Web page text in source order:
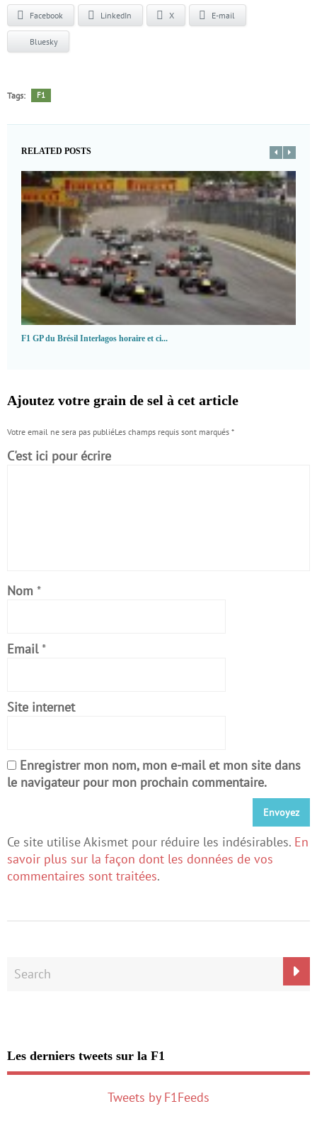
Facebook LinkedIn X E-mail
Bluesky
Tags: F1
RELATED POSTS
F1 GP du Brésil Interlagos horaire et ci...
Ajoutez votre grain de sel à cet article
Votre email ne sera pas publiéLes champs requis sont marqués *
C'est ici pour écrire
Nom *
Email *
Site internet
Enregistrer mon nom, mon e-mail et mon site dans
le navigateur pour mon prochain commentaire.
Ce site utilise Akismet pour réduire les indésirables. En
savoir plus sur la façon dont les données de vos
commentaires sont traitées.
Les derniers tweets sur la F1
Tweets by F1Feeds